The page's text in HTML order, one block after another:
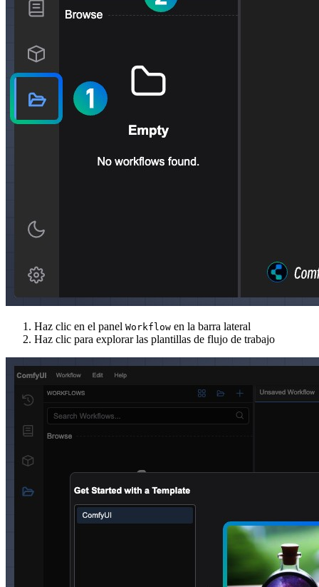
Haz clic en el panel Workflow en la barra lateral
Haz clic para explorar las plantillas de flujo de trabajo